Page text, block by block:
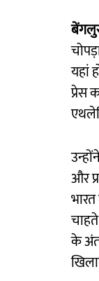
यहां
प्रेस
और
के